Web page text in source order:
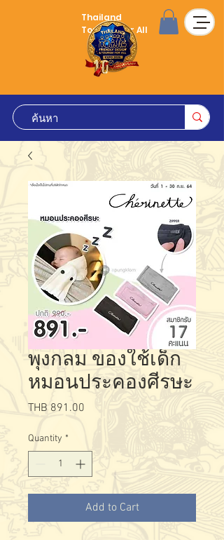
Thailand
Tourism for All
พุงกลม ของใช้เด็ก
หมอนประคองศีรษะ
THB 891.00
Quantity *
Add to Cart